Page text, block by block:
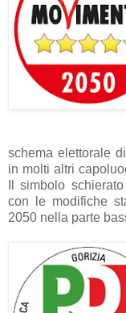
schema elettorale
in molti altri
Il simbolo
con le modifiche
2050 nella parte